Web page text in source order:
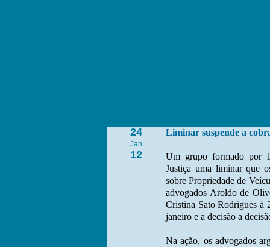
24
Jan
12
Liminar suspende a
Um grupo formado por
Justiça uma liminar que
sobre Propriedade de
advogados Aroldo de
Cristina Sato Rodrigues à
janeiro e a decisão a
Na ação, os advogados